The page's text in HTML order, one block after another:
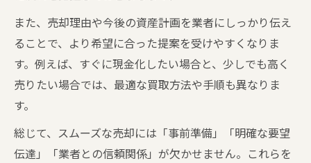
また、売却理由や今後の資産計画を業者にしっかり伝え
ることで、より希望に合った提案を受けやすくなりま
す。例えば、すぐに現金化したい場合と、少しでも高く
売りたい場合では、最適な買取方法や手順も異なりま
す。
総じて、スムーズな売却には「事前準備」「明確な要望
伝達」「業者との信頼関係」が欠かせません。これらを